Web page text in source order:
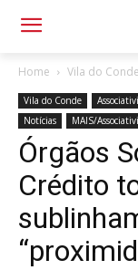
Home Vila do Conde
Vila do Conde
Notícias
MAIS/
Órgãos
Crédito